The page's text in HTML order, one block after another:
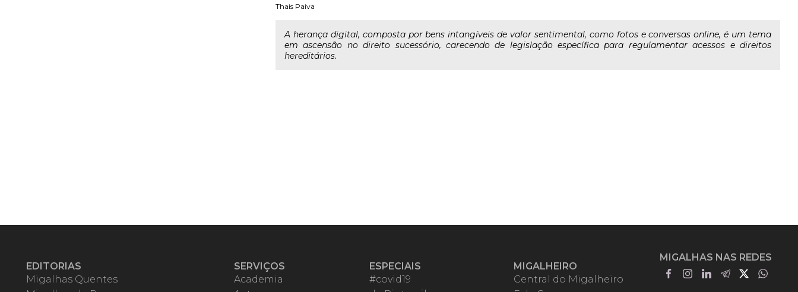
Thais Paiva
A herança digital, composta por bens intangíveis de valor sentimental, como fotos e conversas online, é um tema
em ascensão no direito sucessório, carecendo de legislação específica para regulamentar acessos e direitos
hereditários.
EDITORIAS
Migalhas Quentes
SERVIÇOS
Academia
ESPECIAIS
#covid19
MIGALHEIRO
Central do Migalheiro
MIGALHAS NAS REDES